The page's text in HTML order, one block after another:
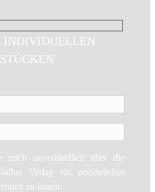
INDIVIDUELLEN
mich unverbindlich über die
Verlag ein persönliches
zu lassen: